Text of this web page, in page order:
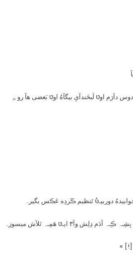
دآرَم اوטּ لَبخَندآیِ بیگآهُ اوטּ بَعضی هآ رو ,,
دوربیـטּُ تَنظیم ڪَردِه عَڪس بگیرہ
وآ۳ ایـטּ هَمِـہ تَلآش میسوزہ
[!] ×